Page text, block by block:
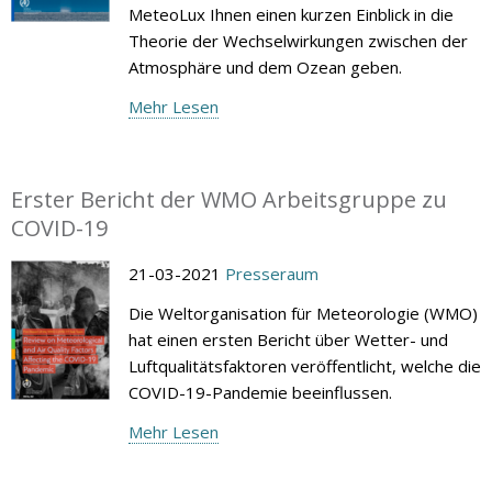
MeteoLux Ihnen einen kurzen Einblick in die
Theorie der Wechselwirkungen zwischen der
Atmosphäre und dem Ozean geben.
Mehr Lesen
Erster Bericht der WMO Arbeitsgruppe zu
COVID-19
21-03-2021 Presseraum
Die Weltorganisation für Meteorologie (WMO)
hat einen ersten Bericht über Wetter- und
Luftqualitätsfaktoren veröffentlicht, welche die
COVID-19-Pandemie beeinflussen.
Mehr Lesen